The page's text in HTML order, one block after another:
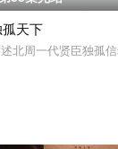
民同仇敌忾，齐心
孤天下
北周一代贤臣独孤